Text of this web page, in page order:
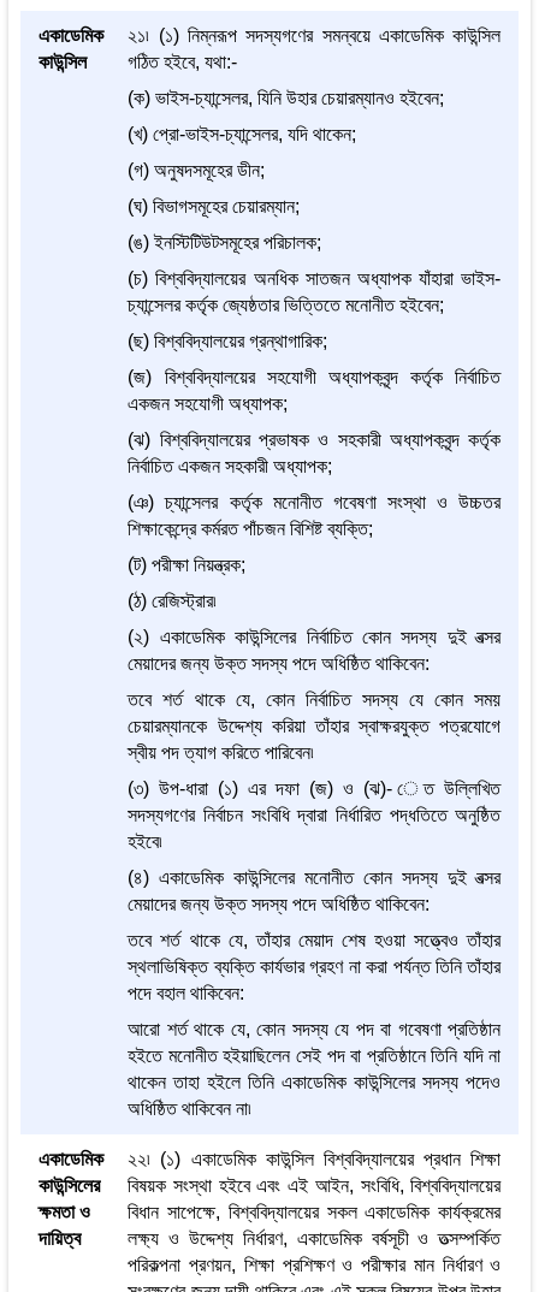
একাডেমিক
কাউন্সিল
২১৷ (১) নিম্নরূপ সদস্যগণের সমন্বয়ে একাডেমিক কাউন্সিল
গঠিত হইবে, যথা:-
(ক) ভাইস-চ্যান্সেলর, যিনি উহার চেয়ারম্যানও হইবেন;
(খ) প্রো-ভাইস-চ্যান্সেলর, যদি থাকেন;
(গ) অনুষদসমূহের ডীন;
(ঘ) বিভাগসমূহের চেয়ারম্যান;
(ঙ) ইনস্টিটিউটসমূহের পরিচালক;
(চ) বিশ্ববিদ্যালয়ের অনধিক সাতজন অধ্যাপক যাঁহারা ভাইস-
চ্যান্সেলর কর্তৃক জ্যেষ্ঠতার ভিত্তিতে মনোনীত হইবেন;
(ছ) বিশ্ববিদ্যালয়ের গ্রন্থাগারিক;
(জ) বিশ্ববিদ্যালয়ের সহযোগী অধ্যাপকবৃন্দ কর্তৃক নির্বাচিত
একজন সহযোগী অধ্যাপক;
(ঝ) বিশ্ববিদ্যালয়ের প্রভাষক ও সহকারী অধ্যাপকবৃন্দ কর্তৃক
নির্বাচিত একজন সহকারী অধ্যাপক;
(ঞ) চ্যান্সেলর কর্তৃক মনোনীত গবেষণা সংস্থা ও উচ্চতর
শিক্ষাকেন্দ্রে কর্মরত পাঁচজন বিশিষ্ট ব্যক্তি;
(ট) পরীক্ষা নিয়ন্ত্রক;
(ঠ) রেজিস্ট্রার৷
(২) একাডেমিক কাউন্সিলের নির্বাচিত কোন সদস্য দুই বত্সর
মেয়াদের জন্য উক্ত সদস্য পদে অধিষ্ঠিত থাকিবেন:
তবে শর্ত থাকে যে, কোন নির্বাচিত সদস্য যে কোন সময়
চেয়ারম্যানকে উদ্দেশ্য করিয়া তাঁহার স্বাক্ষরযুক্ত পত্রযোগে
স্বীয় পদ ত্যাগ করিতে পারিবেন৷
(৩) উপ-ধারা (১) এর দফা (জ) ও (ঝ)- েত উল্লিখিত
সদস্যগণের নির্বাচন সংবিধি দ্বারা নির্ধারিত পদ্ধতিতে অনুষ্ঠিত
হইবে৷
(৪) একাডেমিক কাউন্সিলের মনোনীত কোন সদস্য দুই বত্সর
মেয়াদের জন্য উক্ত সদস্য পদে অধিষ্ঠিত থাকিবেন:
তবে শর্ত থাকে যে, তাঁহার মেয়াদ শেষ হওয়া সত্ত্বেও তাঁহার
স্থলাভিষিক্ত ব্যক্তি কার্যভার গ্রহণ না করা পর্যন্ত তিনি তাঁহার
পদে বহাল থাকিবেন:
আরো শর্ত থাকে যে, কোন সদস্য যে পদ বা গবেষণা প্রতিষ্ঠান
হইতে মনোনীত হইয়াছিলেন সেই পদ বা প্রতিষ্ঠানে তিনি যদি না
থাকেন তাহা হইলে তিনি একাডেমিক কাউন্সিলের সদস্য পদেও
অধিষ্ঠিত থাকিবেন না৷
একাডেমিক
কাউন্সিলের
ক্ষমতা ও
দায়িত্ব
২২৷ (১) একাডেমিক কাউন্সিল বিশ্ববিদ্যালয়ের প্রধান শিক্ষা
বিষয়ক সংস্থা হইবে এবং এই আইন, সংবিধি, বিশ্ববিদ্যালয়ের
বিধান সাপেক্ষে, বিশ্ববিদ্যালয়ের সকল একাডেমিক কার্যক্রমের
লক্ষ্য ও উদ্দেশ্য নির্ধারণ, একাডেমিক বর্ষসূচী ও তত্সম্পর্কিত
পরিকল্পনা প্রণয়ন, শিক্ষা প্রশিক্ষণ ও পরীক্ষার মান নির্ধারণ ও